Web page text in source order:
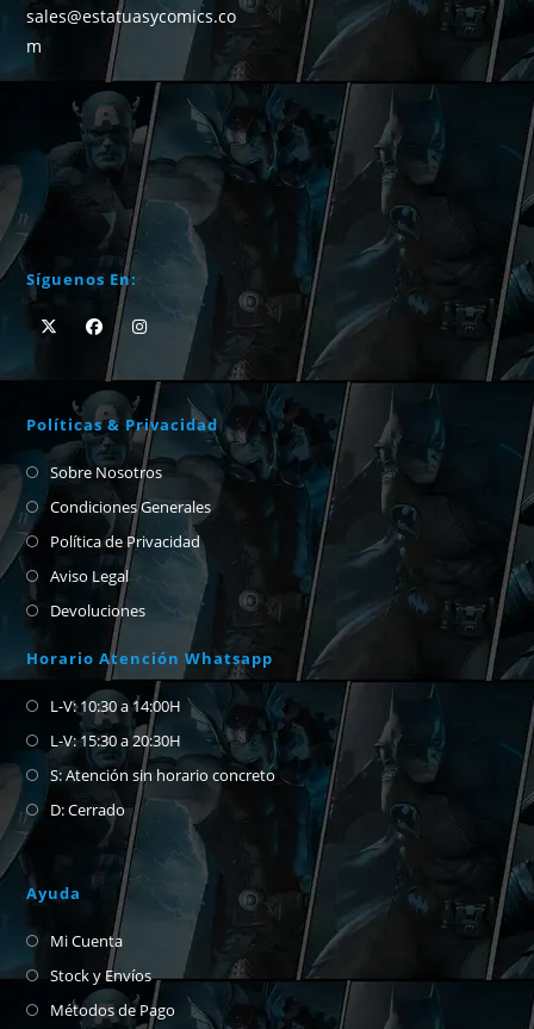
sales@estatuasycomics.co
m
Síguenos En:
Políticas & Privacidad
Sobre Nosotros
Condiciones Generales
Política de Privacidad
Aviso Legal
Devoluciones
Horario Atención Whatsapp
L-V: 10:30 a 14:00H
L-V: 15:30 a 20:30H
S: Atención sin horario concreto
D: Cerrado
Ayuda
Mi Cuenta
Stock y Envíos
Métodos de Pago